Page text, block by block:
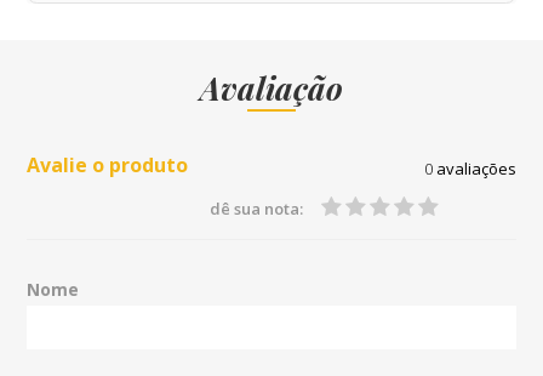
Avaliação
Avalie o produto 0avaliações
dê sua nota:
Nome